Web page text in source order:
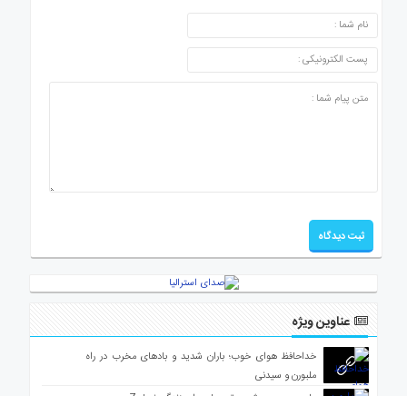
ارسال دیدگاه
عناوین ویژه
خداحافظ هوای خوب؛ باران شدید و بادهای مخرب در راه
ملبورن و سیدنی